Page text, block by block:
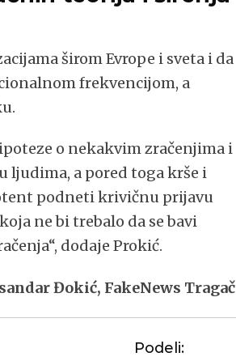
širom Evrope i sveta i da
frekvencijom, a
o nekakvim zračenjima i
ljudima, a pored toga krše i
podneti krivičnu prijavu
ne bi trebalo da se bavi
dodaje Prokić.
Đokić, FakeNews Tragač
Podeli: